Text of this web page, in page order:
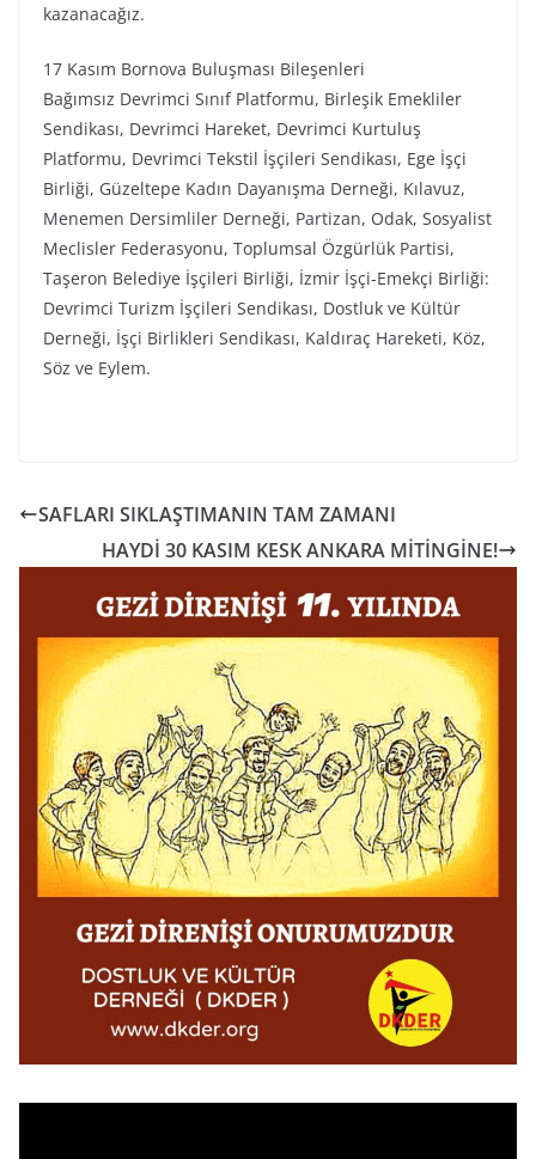
kazanacağız.
17 Kasım Bornova Buluşması Bileşenleri
Bağımsız Devrimci Sınıf Platformu, Birleşik Emekliler
Sendikası, Devrimci Hareket, Devrimci Kurtuluş
Platformu, Devrimci Tekstil İşçileri Sendikası, Ege İşçi
Birliği, Güzeltepe Kadın Dayanışma Derneği, Kılavuz,
Menemen Dersimliler Derneği, Partizan, Odak, Sosyalist
Meclisler Federasyonu, Toplumsal Özgürlük Partisi,
Taşeron Belediye İşçileri Birliği, İzmir İşçi-Emekçi Birliği:
Devrimci Turizm İşçileri Sendikası, Dostluk ve Kültür
Derneği, İşçi Birlikleri Sendikası, Kaldıraç Hareketi, Köz,
Söz ve Eylem.
SAFLARI SIKLAŞTIMANIN TAM ZAMANI
HAYDİ 30 KASIM KESK ANKARA MİTİNGİNE!